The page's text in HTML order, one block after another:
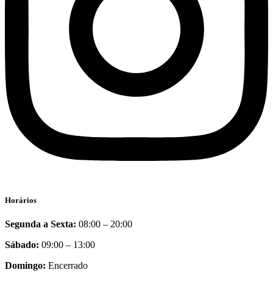
Horários
Segunda a Sexta: 08:00 – 20:00
Sábado: 09:00 – 13:00
Domingo: Encerrado